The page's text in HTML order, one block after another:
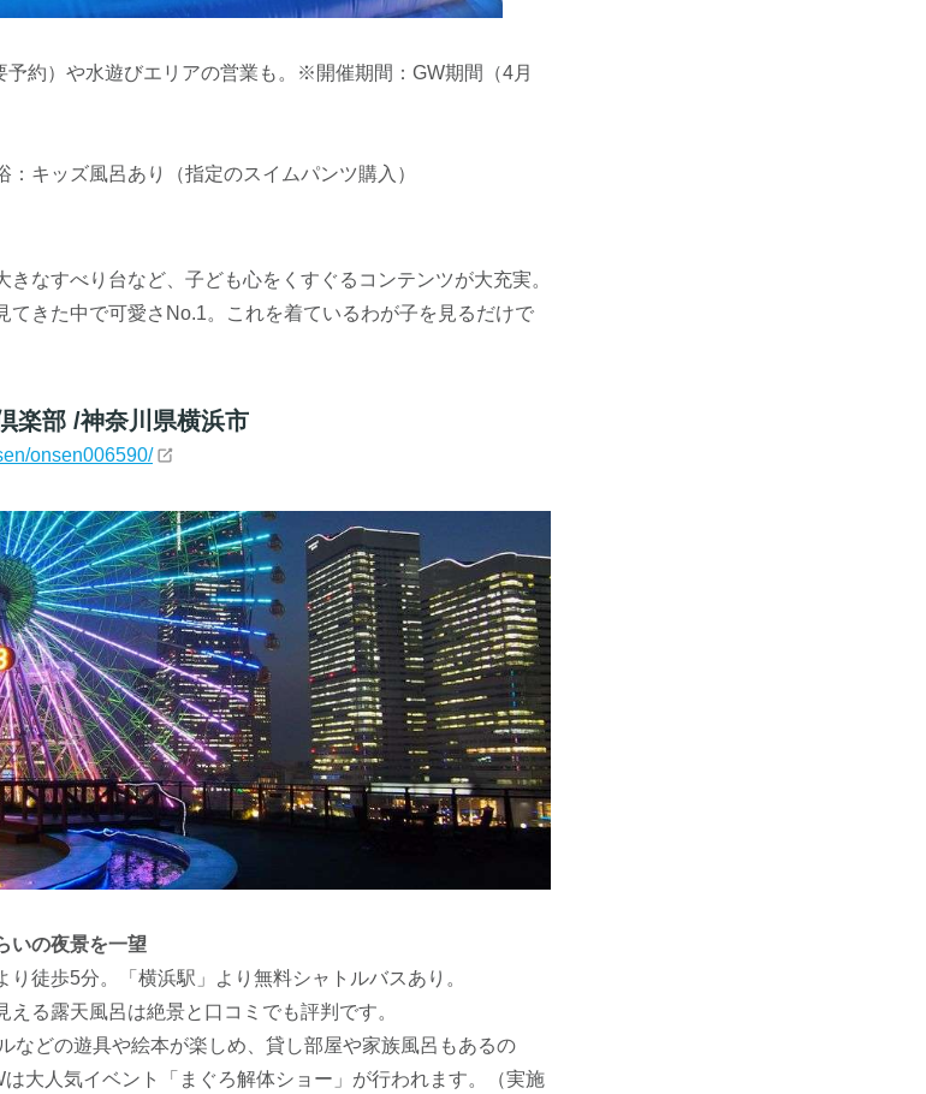
予約）や水遊びエリアの営業も。※開催期間：GW期間（4月
キッズ風呂あり（指定のスイムパンツ購入）
きなすべり台など、子ども心をくすぐるコンテンツが大充実。
てきた中で可愛さNo.1。これを着ているわが子を見るだけで
楽部 /神奈川県横浜市
onsen006590/
いの夜景を一望
徒歩5分。「横浜駅」より無料シャトルバスあり。
る露天風呂は絶景と口コミでも評判です。
などの遊具や絵本が楽しめ、貸し部屋や家族風呂もあるの
大人気イベント「まぐろ解体ショー」が行われます。（実施